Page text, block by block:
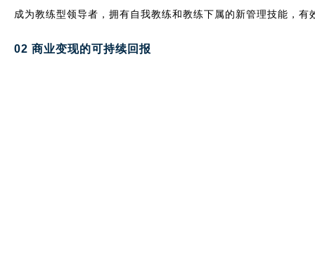
成为教练型领导者，拥有自我教练和教练下属的新管理技能，
02 商业变现的可持续回报